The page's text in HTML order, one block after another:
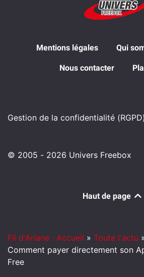
Mentions légales Qui
Nous contacter
Gestion de la confidentialité (RGPD)
© 2005 - 2026 Univers Freebox
Haut de page
Fil d'Ariane : Accueil » Toute l'actu
Comment payer directement son
Free